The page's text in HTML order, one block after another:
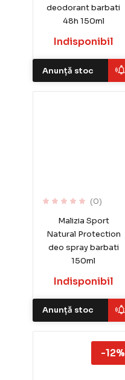
deodorant barbati
48h 150ml
Indisponibil
Anunță stoc
(0)
Malizia Sport
Natural Protection
deo spray barbati
150ml
Indisponibil
Anunță stoc
-12%